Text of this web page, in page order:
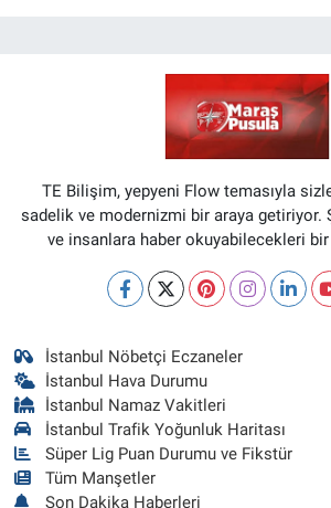
TE Bilişim, yepyeni Flow temasıyla
sadelik ve modernizmi bir araya getiriyor.
ve insanlara haber okuyabilecekleri bir
İstanbul Nöbetçi Eczaneler
İstanbul Hava Durumu
İstanbul Namaz Vakitleri
İstanbul Trafik Yoğunluk Haritası
Süper Lig Puan Durumu ve Fikstür
Tüm Manşetler
Son Dakika Haberleri